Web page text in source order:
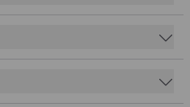
Düsenrohr für eine
und